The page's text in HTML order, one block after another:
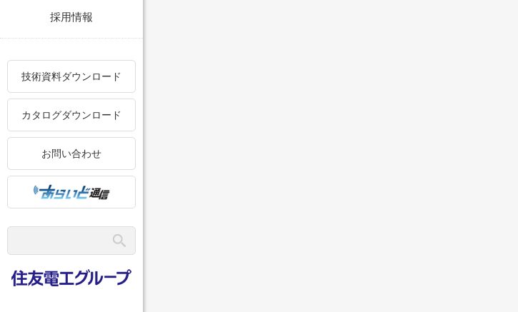
採用情報
技術資料ダウンロード
カタログダウンロード
お問い合わせ